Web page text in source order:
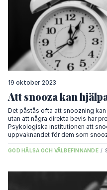
19 oktober 2023
Att snooza kan
Det påstås ofta att snoozning
utan att några direkta bevis har
Psykologiska institutionen att
uppvaknandet för dem som
GOD HÄLSA OCH VÄLBEFINNANDE /